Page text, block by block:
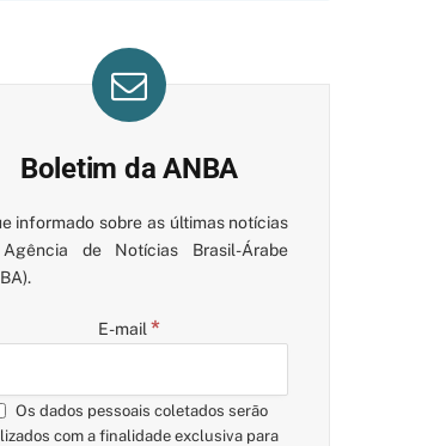
Boletim da ANBA
informado sobre as últimas notícias
de Notícias Brasil-Árabe
E-mail *
Os dados pessoais coletados serão
com a finalidade exclusiva para